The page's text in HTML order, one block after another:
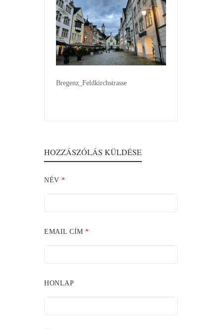
Bregenz_Feldkirchstrasse
HOZZÁSZÓLÁS KÜLDÉSE
NÉV *
EMAIL CÍM *
HONLAP